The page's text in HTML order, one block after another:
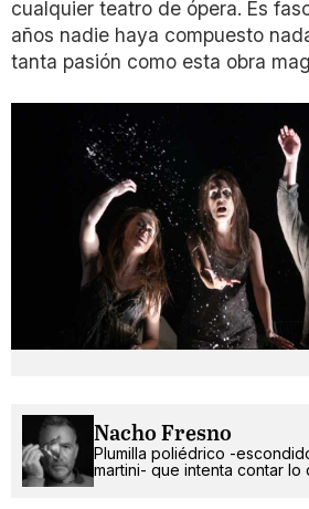
cualquier teatro de ópera. Es
años nadie haya compuesto
tanta pasión como esta obra
Nacho Fresno
Plumilla poliédrico -
martini- que intenta contar lo